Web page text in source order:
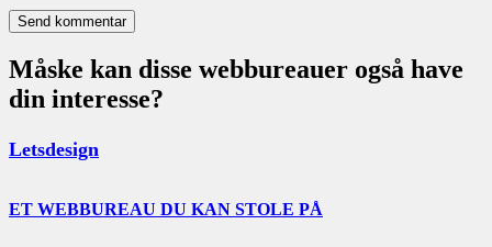
Måske kan disse webbureauer også have
din interesse?
Letsdesign
ET WEBBUREAU DU KAN STOLE PÅ